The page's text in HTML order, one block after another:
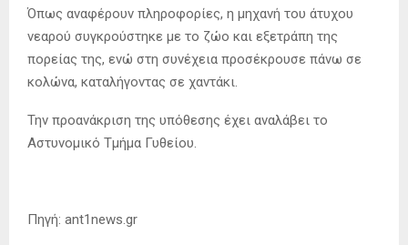
Όπως αναφέρουν πληροφορίες, η μηχανή του άτυχου
νεαρού συγκρούστηκε με το ζώο και εξετράπη της
πορείας της, ενώ στη συνέχεια προσέκρουσε πάνω σε
κολώνα, καταλήγοντας σε χαντάκι.
Την προανάκριση της υπόθεσης έχει αναλάβει το
Αστυνομικό Τμήμα Γυθείου.
Πηγή: ant1news.gr